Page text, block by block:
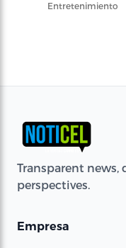
Entretenimiento
Transparent news,
perspectives.
Empresa